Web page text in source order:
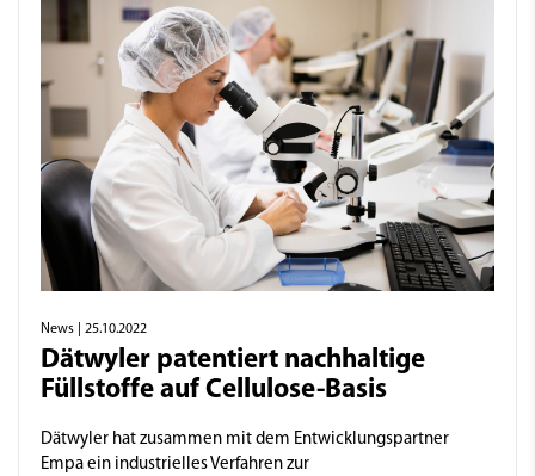
News | 25.10.2022
Dätwyler patentiert nachhaltige
Füllstoffe auf Cellulose-Basis
Dätwyler hat zusammen mit dem Entwicklungspartner
Empa ein industrielles Verfahren zur